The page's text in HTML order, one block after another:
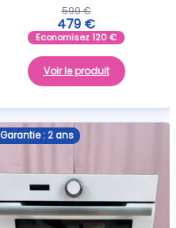
599€
479 €
Economisez120€
Voir le produit
Garantie : 2 ans
Garantie : 2 ans